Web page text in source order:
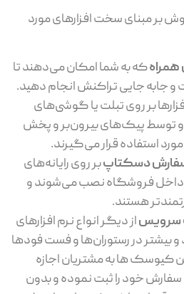
بر مبنای سخت افزارهای مورد
همراهکه به شما امکان می‌دهند تا
و جابه جایی تراکنش انجام دهید.
بر روی تبلت یا گوشی‌های
توسط پیک‌های بیرون‌بر و پخش
استفاده قرار می‌گیرند.
سفارش دسکتاپبر روی رایانه‌های
داخل فروشگاه نصب می‌شوند و
هستند.
سرویساز دیگر انواع نرم افزارهای
بیشتر در رستوران‌ها و فست فودها
کیوسک ها به مشتریان اجازه
خود را ثبت نموده و بدون